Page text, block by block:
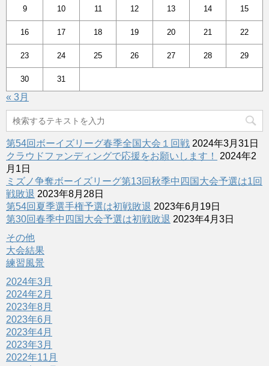
9 10 11 12 13 14 15
16 17 18 19 20 21 22
23 24 25 26 27 28 29
30 31
« 3月
第54回ボーイズリーグ春季全国大会１回戦 2024年3月31日
クラウドファンディングで応援をお願いします！
2024年2
月1日
ミズノ争奪ボーイズリーグ第13回秋季中四国大会予選は1回
戦敗退 2023年8月28日
第54回夏季選手権予選は初戦敗退 2023年6月19日
第30回春季中四国大会予選は初戦敗退 2023年4月3日
その他
大会結果
練習風景
2024年3月
2024年2月
2023年8月
2023年6月
2023年4月
2023年3月
2022年11月